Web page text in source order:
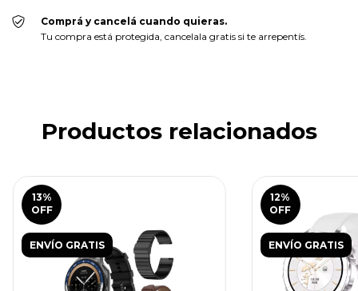
Comprá y cancelá cuando quieras.
Tu compra está protegida, cancelala gratis si te arrepentís.
Productos relacionados
13%
OFF
ENVÍO GRATIS
12%
OFF
ENVÍO GRATIS